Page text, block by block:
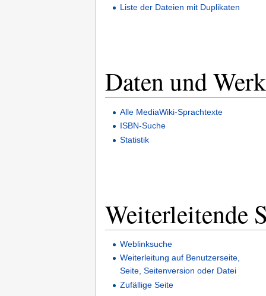
Liste der Dateien mit Duplikaten
Daten und
Alle MediaWiki-Sprachtexte
ISBN-Suche
Statistik
Weiterleitende
Weblinksuche
Weiterleitung auf Benutzerseite,
Seite, Seitenversion oder Datei
Zufällige Seite